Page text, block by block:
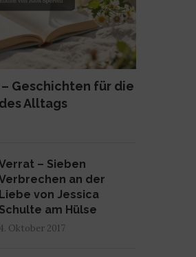
Geschichten für die
Alltags
– Sieben
an der
Liebe von Jessica
Schulte am Hülse
4. Oktober 2017